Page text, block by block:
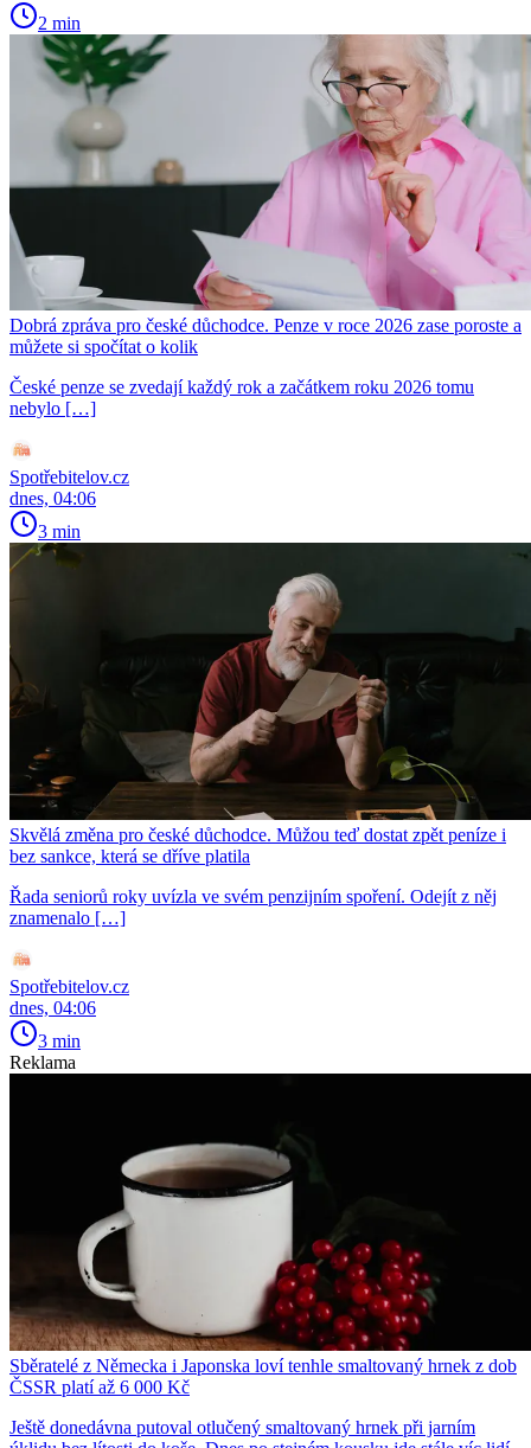
2 min
Dobrá zpráva pro české důchodce. Penze v roce 2026 zase poroste a
můžete si spočítat o kolik
České penze se zvedají každý rok a začátkem roku 2026 tomu
nebylo […]
Spotřebitelov.cz
dnes, 04:06
3 min
Skvělá změna pro české důchodce. Můžou teď dostat zpět peníze i
bez sankce, která se dříve platila
Řada seniorů roky uvízla ve svém penzijním spoření. Odejít z něj
znamenalo […]
Spotřebitelov.cz
dnes, 04:06
3 min
Reklama
Sběratelé z Německa i Japonska loví tenhle smaltovaný hrnek z dob
ČSSR platí až 6 000 Kč
Ještě donedávna putoval otlučený smaltovaný hrnek při jarním